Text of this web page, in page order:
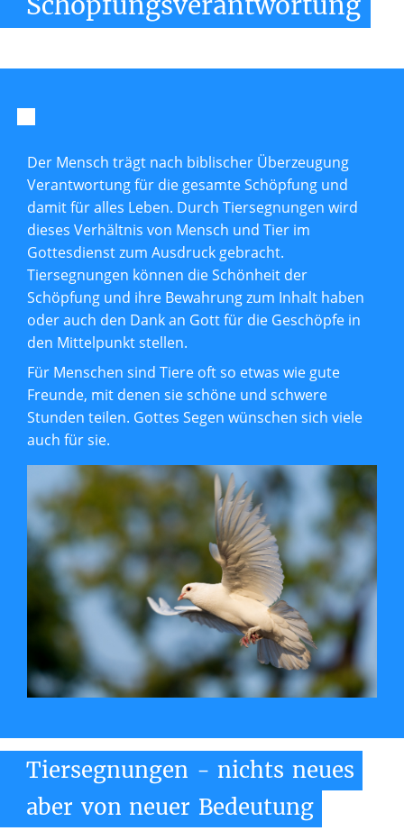
Der Mensch trägt nach biblischer Überzeugung
Verantwortung für die gesamte Schöpfung und
damit für alles Leben. Durch Tiersegnungen wird
dieses Verhältnis von Mensch und Tier im
Gottesdienst zum Ausdruck gebracht.
Tiersegnungen können die Schönheit der
Schöpfung und ihre Bewahrung zum Inhalt haben
oder auch den Dank an Gott für die Geschöpfe in
den Mittelpunkt stellen.
Für Menschen sind Tiere oft so etwas wie gute
Freunde, mit denen sie schöne und schwere
Stunden teilen. Gottes Segen wünschen sich viele
auch für sie.
Tiersegnungen - nichts neues
aber von neuer Bedeutung